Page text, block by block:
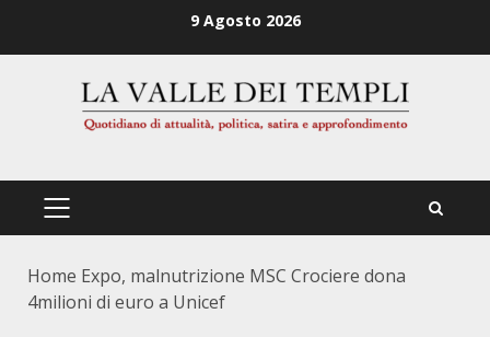
9 Agosto 2026
PRIMÄRES
Home Expo, malnutrizione MSC Crociere dona
4milioni di euro a Unicef